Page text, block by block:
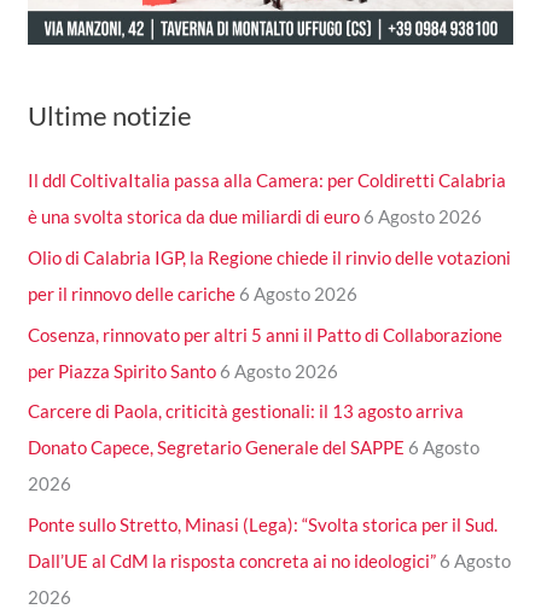
Ultime notizie
Il ddl ColtivaItalia passa alla Camera: per Coldiretti Calabria
è una svolta storica da due miliardi di euro 6 Agosto 2026
Olio di Calabria IGP, la Regione chiede il rinvio delle votazioni
per il rinnovo delle cariche 6 Agosto 2026
Cosenza, rinnovato per altri 5 anni il Patto di Collaborazione
per Piazza Spirito Santo 6 Agosto 2026
Carcere di Paola, criticità gestionali: il 13 agosto arriva
Donato Capece, Segretario Generale del SAPPE 6 Agosto
2026
Ponte sullo Stretto, Minasi (Lega): “Svolta storica per il Sud.
Dall’UE al CdM la risposta concreta ai no ideologici” 6 Agosto
2026